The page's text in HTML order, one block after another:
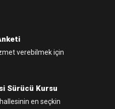
verebilmek için
Sürücü Kursu
en seçkin